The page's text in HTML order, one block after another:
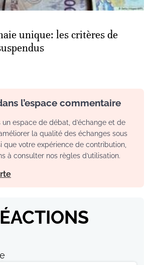
unique: les critères de
l’espace commentaire
un espace de débat, d’échange et de
la qualité des échanges sous
que votre expérience de contribution,
à consulter nos règles d’utilisation.